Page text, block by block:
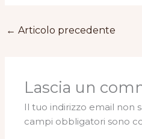
← Articolo precedente
Lascia un
Il tuo indirizzo email non
campi obbligatori sono